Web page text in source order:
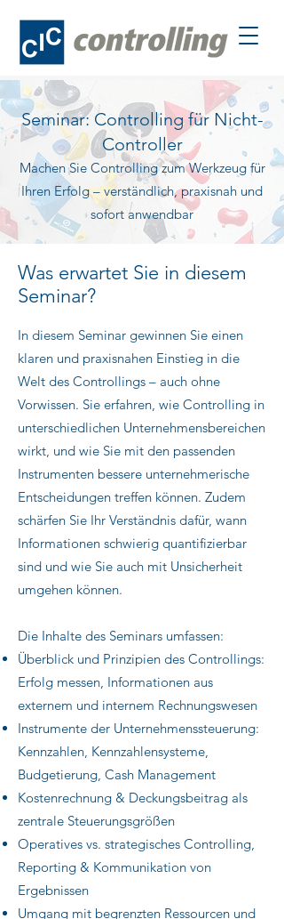
Seminar: Controlling für Nicht-
Controller
Machen Sie Controlling zum Werkzeug für
Ihren Erfolg – verständlich, praxisnah und
sofort anwendbar
​Was erwartet Sie in diesem
Seminar?
In diesem Seminar gewinnen Sie einen
klaren und praxisnahen Einstieg in die
Welt des Controllings – auch ohne
Vorwissen. Sie erfahren, wie Controlling in
unterschiedlichen Unternehmensbereichen
wirkt, und wie Sie mit den passenden
Instrumenten bessere unternehmerische
Entscheidungen treffen können. Zudem
schärfen Sie Ihr Verständnis dafür, wann
Informationen schwierig quantifizierbar
sind und wie Sie auch mit Unsicherheit
umgehen können.
Die Inhalte des Seminars umfassen: ​
Überblick und Prinzipien des Controllings:
Erfolg messen, Informationen aus
externem und internem Rechnungswesen
Instrumente der Unternehmenssteuerung:
Kennzahlen, Kennzahlensysteme,
Budgetierung, Cash Management
Kostenrechnung & Deckungsbeitrag als
zentrale Steuerungsgrößen
Operatives vs. strategisches Controlling,
Reporting & Kommunikation von
Ergebnissen
Umgang mit begrenzten Ressourcen und